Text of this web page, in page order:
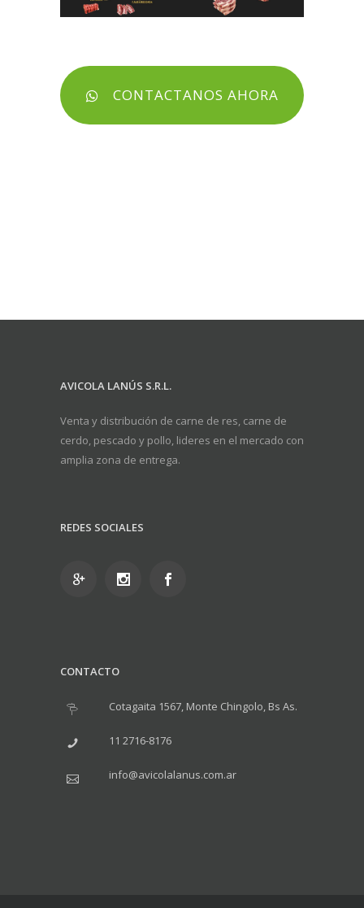
CONTACTANOS AHORA
AVICOLA LANÚS S.R.L.
Venta y distribución de carne de res, carne de
cerdo, pescado y pollo, lideres en el mercado con
amplia zona de entrega.
REDES SOCIALES
CONTACTO
Cotagaita 1567, Monte Chingolo, Bs As.
11 2716-8176
info@avicolalanus.com.ar